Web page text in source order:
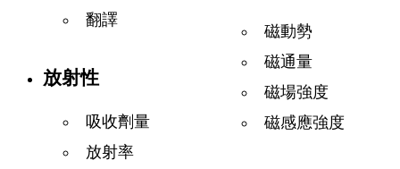
翻譯
放射性
吸收劑量
放射率
磁動勢
磁通量
磁場強度
磁感應強度